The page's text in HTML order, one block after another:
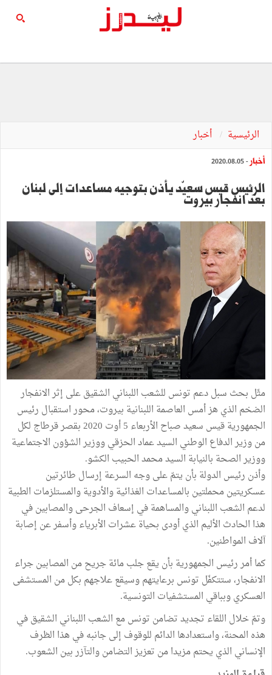
الرئيسية أخبار
أخبار - 2020.08.05
الرئيس قيس سعيّد يأذن بتوجيه مساعدات إلى لبنان
بعد انفجار بيروت
مثّل بحث سبل دعم تونس للشعب اللبناني الشقيق على إثر الانفجار
الضخم الذي هز أمس العاصمة اللبنانية بيروت، محور استقبال رئيس
الجمهورية قيس سعيد صباح الأربعاء 5 أوت 2020 بقصر قرطاج لكل
من وزير الدفاع الوطني السيد عماد الحزقي ووزير الشؤون الاجتماعية
ووزير الصحة بالنيابة السيد محمد الحبيب الكشو.
وأذن رئيس الدولة بأن يتمّ على وجه السرعة إرسال طائرتين
عسكريتين محملتين بالمساعدات الغذائية والأدوية والمستلزمات الطبية
لدعم الشعب اللبناني والمساهمة في إسعاف الجرحى والمصابين في
هذا الحادث الأليم الذي أودى بحياة عشرات الأبرياء وأسفر عن إصابة
آلاف المواطنين.
كما أمر رئيس الجمهورية بأن يقع جلب مائة جريح من المصابين جراء
الانفجار، ستتكفّل تونس برعايتهم وسيقع علاجهم بكل من المستشفى
العسكري وبباقي المستشفيات التونسية.
وتمّ خلال اللقاء تجديد تضامن تونس مع الشعب اللبناني الشقيق في
هذه المحنة، واستعدادها الدائم للوقوف إلى جانبه في هذا الظرف
الإنساني الذي يحتم مزيدا من تعزيز التضامن والتآزر بين الشعوب.